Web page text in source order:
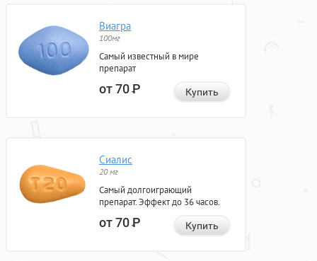
Виагра
100мг
Самый известный в мире
препарат
от 70Р Купить
Сиалис
20 мг
Самый долгоиграющий
препарат. Эффект до 36 часов.
от 70Р Купить